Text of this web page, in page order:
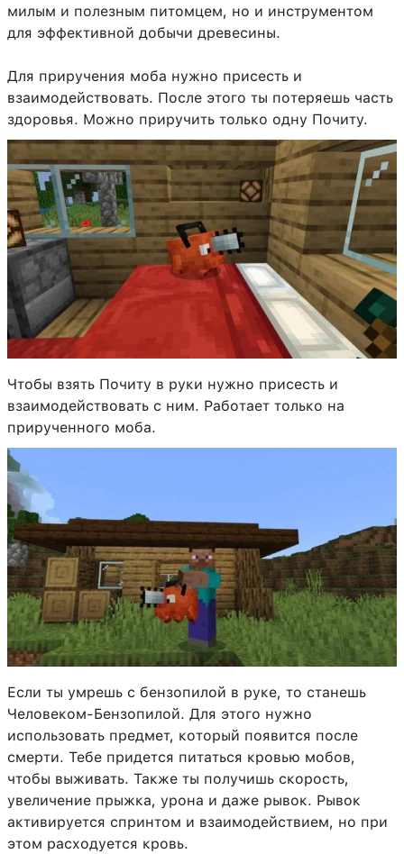
милым и полезным питомцем, но и инструментом
для эффективной добычи древесины.
Для приручения моба нужно присесть и
взаимодействовать. После этого ты потеряешь часть
здоровья. Можно приручить только одну Почиту.
Чтобы взять Почиту в руки нужно присесть и
взаимодействовать с ним. Работает только на
прирученного моба.
Если ты умрешь с бензопилой в руке, то станешь
Человеком-Бензопилой. Для этого нужно
использовать предмет, который появится после
смерти. Тебе придется питаться кровью мобов,
чтобы выживать. Также ты получишь скорость,
увеличение прыжка, урона и даже рывок. Рывок
активируется спринтом и взаимодействием, но при
этом расходуется кровь.